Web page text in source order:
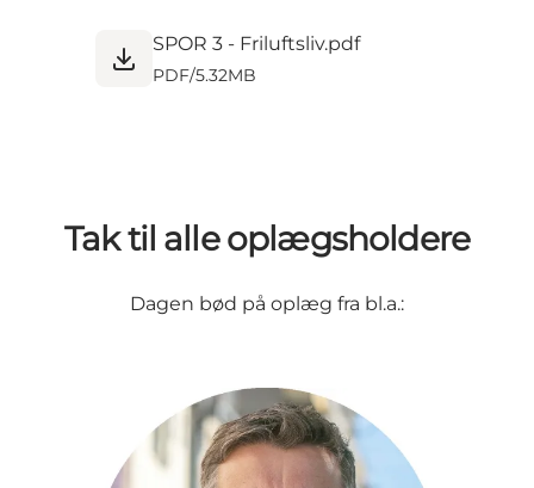
SPOR 3 - Friluftsliv.pdf
PDF/5.32MB
Tak til alle oplægsholdere
Dagen bød på oplæg fra bl.a.: